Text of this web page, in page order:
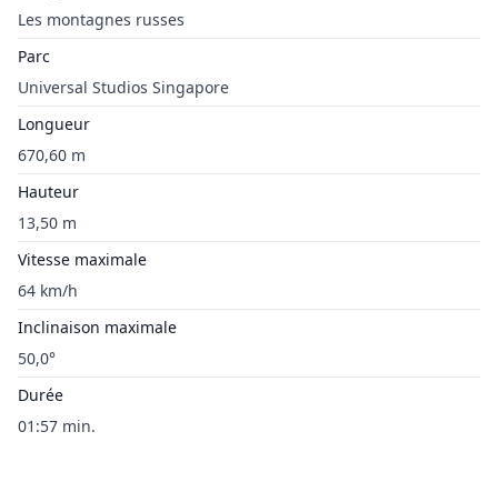
Les montagnes russes
Parc
Universal Studios Singapore
Longueur
670,60 m
Hauteur
13,50 m
Vitesse maximale
64 km/h
Inclinaison maximale
50,0°
Durée
01:57 min.